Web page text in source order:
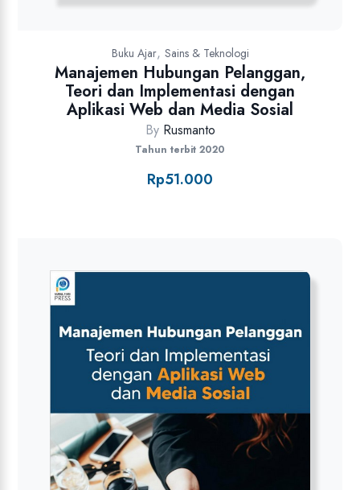
Buku Ajar, Sains & Teknologi
Manajemen Hubungan Pelanggan,
Teori dan Implementasi dengan
Aplikasi Web dan Media Sosial
By Rusmanto
Tahun terbit 2020
Rp51.000